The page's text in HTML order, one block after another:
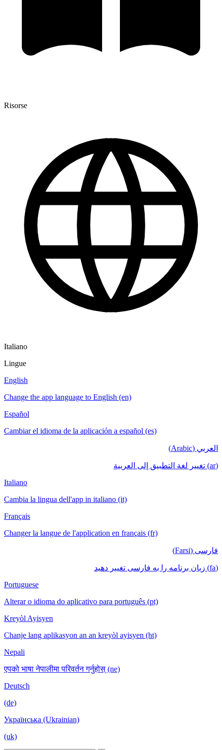
Risorse
Italiano
Lingue
English
Change the app language to English (en)
Español
Cambiar el idioma de la aplicación a español (es)
العربي (Arabic)
(ar) تغيير لغة التطبيق إلى العربية
Italiano
Cambia la lingua dell'app in italiano (it)
Français
Changer la langue de l'application en français (fr)
فارسی (Farsi)
(fa) زبان برنامه را به فارسی تغییر دهید
Portuguese
Alterar o idioma do aplicativo para português (pt)
Kreyòl Ayisyen
Chanje lang aplikasyon an an kreyòl ayisyen (ht)
Nepali
एपको भाषा नेपालीमा परिवर्तन गर्नुहोस् (ne)
Deutsch
(de)
Українська (Ukrainian)
(uk)